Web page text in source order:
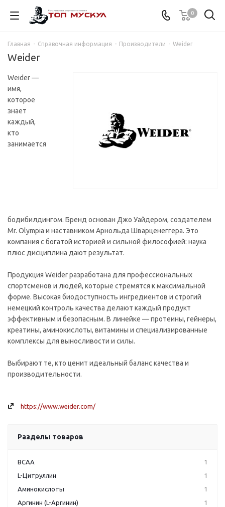
0
Главная - Справочная информация - Производители - Weider
Weider
Weider —
имя,
которое
знает
каждый,
кто
занимается
бодибилдингом. Бренд основан Джо Уайдером, создателем
Mr. Olympia и наставником Арнольда Шварценеггера. Это
компания с богатой историей и сильной философией: наука
плюс дисциплина дают результат.
Продукция Weider разработана для профессиональных
спортсменов и людей, которые стремятся к максимальной
форме. Высокая биодоступность ингредиентов и строгий
немецкий контроль качества делают каждый продукт
эффективным и безопасным. В линейке — протеины, гейнеры,
креатины, аминокислоты, витамины и специализированные
комплексы для выносливости и силы.
Выбирают те, кто ценит идеальный баланс качества и
производительности.
https://www.weider.com/
Разделы товаров
BCAA
1
L-Цитруллин
1
Аминокислоты
1
Аргинин (L-Аргинин)
1